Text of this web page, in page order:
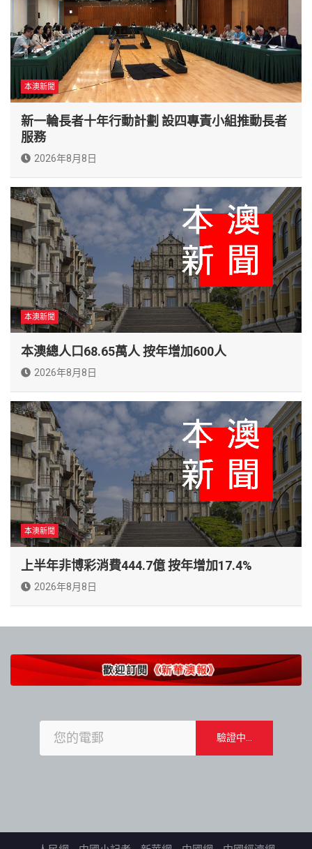
本澳新聞
新一輪長者十年行動計劃 設四專責小組推動長者
服務
2026年8月8日
本澳新聞
本澳總人口68.65萬人 按年增加600人
2026年8月8日
本澳新聞
上半年非博彩消費444.7億 按年增加17.4%
2026年8月8日